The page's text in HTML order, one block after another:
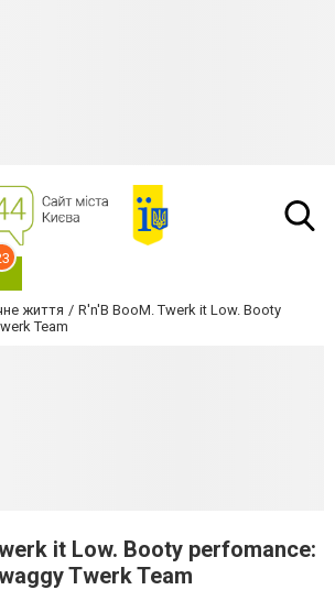
життя
R'n'B BooM. Twerk it Low. Booty
Team
it Low. Booty perfomance:
Twerk Team